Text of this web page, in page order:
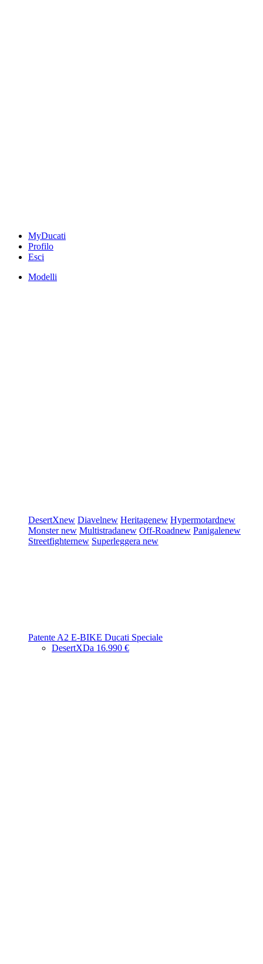
MyDucati
Profilo
Esci
Modelli
DesertXnew Diavelnew Heritagenew Hypermotardnew
Monsternew Multistradanew Off-Roadnew Panigalenew
Streetfighternew Superleggera new
Patente A2 E-BIKE Ducati Speciale
DesertXDa 16.990 €